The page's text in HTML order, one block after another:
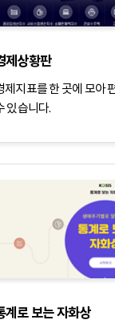
제상황판
제지표를 한 곳에 모아
있습니다.
계로 보는 자화상